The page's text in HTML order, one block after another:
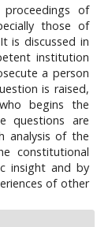
of
those of
is discussed in
institution
a person
is raised,
begins the
questions are
analysis of the
constitutional
insight and by
of other